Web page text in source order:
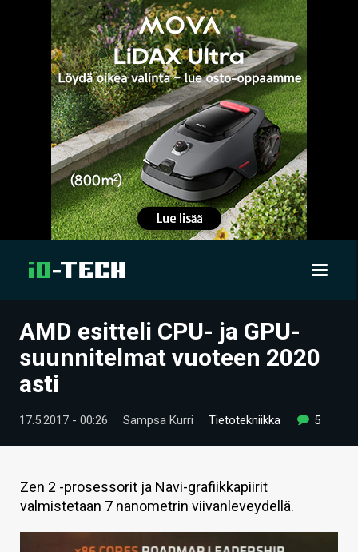
UUTISET
ARTIKKELIT
VIDEOT
TECHBBS
TIETOA
HINTA.FI
AMD esitteli CPU- ja GPU-
suunnitelmat vuoteen 2020
asti
17.5.2017 - 00:26 Sampsa Kurri Tietotekniikka 5
Zen 2 -prosessorit ja Navi-grafiikkapiirit
valmistetaan 7 nanometrin viivanleveydellä.